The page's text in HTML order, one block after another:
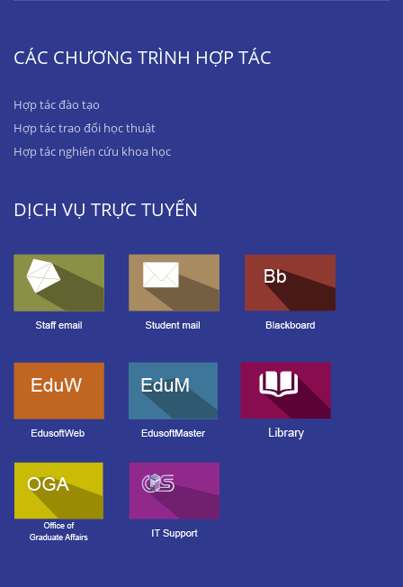
CÁC CHƯƠNG TRÌNH HỢP TÁC
Hợp tác đào tạo
Hợp tác trao đổi học thuật
Hợp tác nghiên cứu khoa học
DỊCH VỤ TRỰC TUYẾN